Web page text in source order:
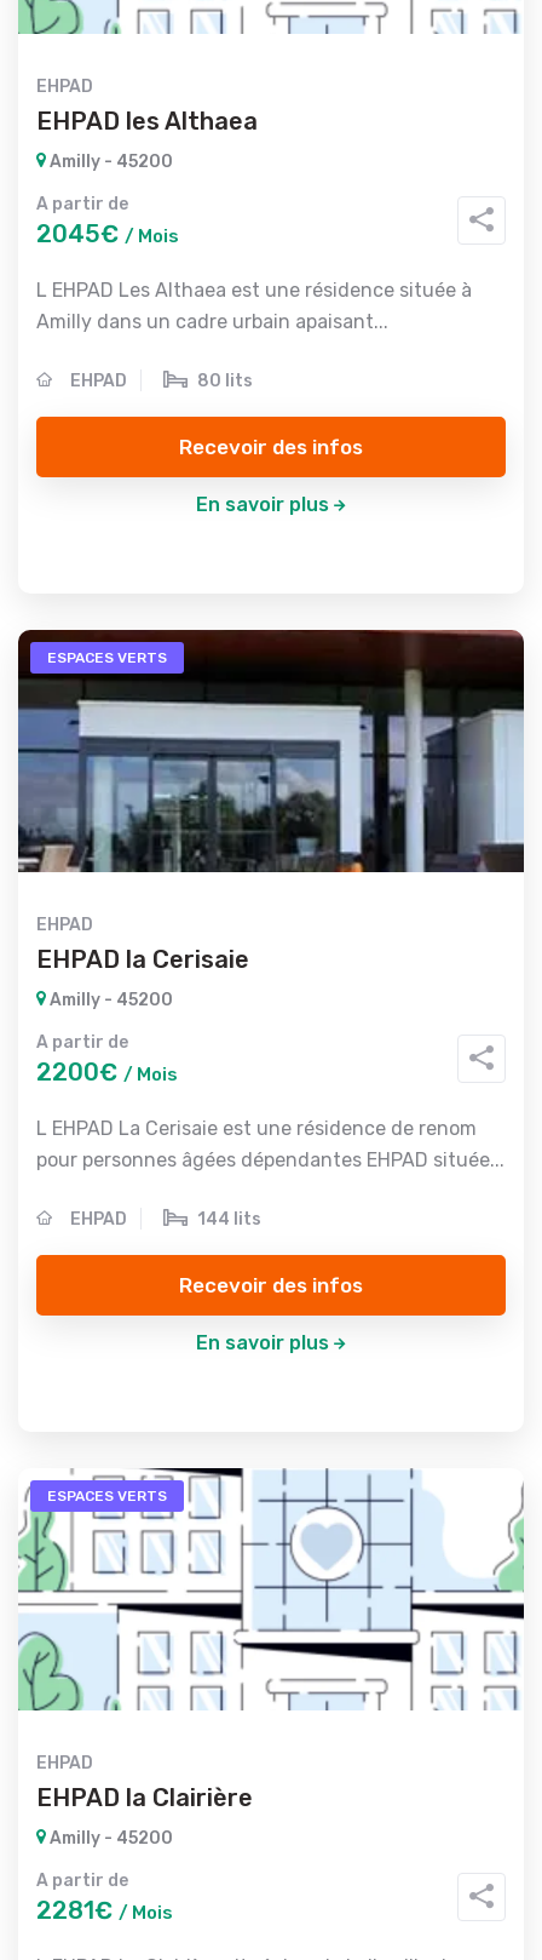
EHPAD
EHPAD les Althaea
Amilly - 45200
A partir de
2045€ / Mois
L EHPAD Les Althaea est une résidence située à
Amilly dans un cadre urbain apaisant...
EHPAD 80 lits
Recevoir des infos
En savoir plus
ESPACES VERTS
EHPAD
EHPAD la Cerisaie
Amilly - 45200
A partir de
2200€ / Mois
L EHPAD La Cerisaie est une résidence de renom
pour personnes âgées dépendantes EHPAD située...
EHPAD 144 lits
Recevoir des infos
En savoir plus
ESPACES VERTS
EHPAD
EHPAD la Clairière
Amilly - 45200
A partir de
2281€ / Mois